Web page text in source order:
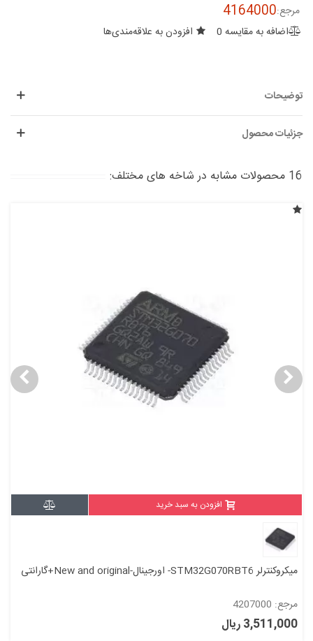
مرجع:4164000
اضافه به مقایسه 0 افزودن به علاقه‌مندی‌ها
توضیحات
جزئیات محصول
16 محصولات مشابه در شاخه های مختلف:
افزودن به سبد خرید
میکروکنترلر STM32G070RBT6- اورجینال-New and original+گارانتی
مرجع: 4207000
3,511,000 ریال